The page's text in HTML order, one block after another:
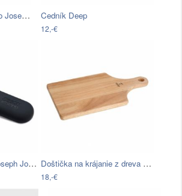
Sivé kompaktné cedidlo Joseph Joseph… Cedník Deep
12,-€
Oranžová škrabka Joseph Joseph Multi… Doštička na krájanie z dreva gumovníka…
18,-€